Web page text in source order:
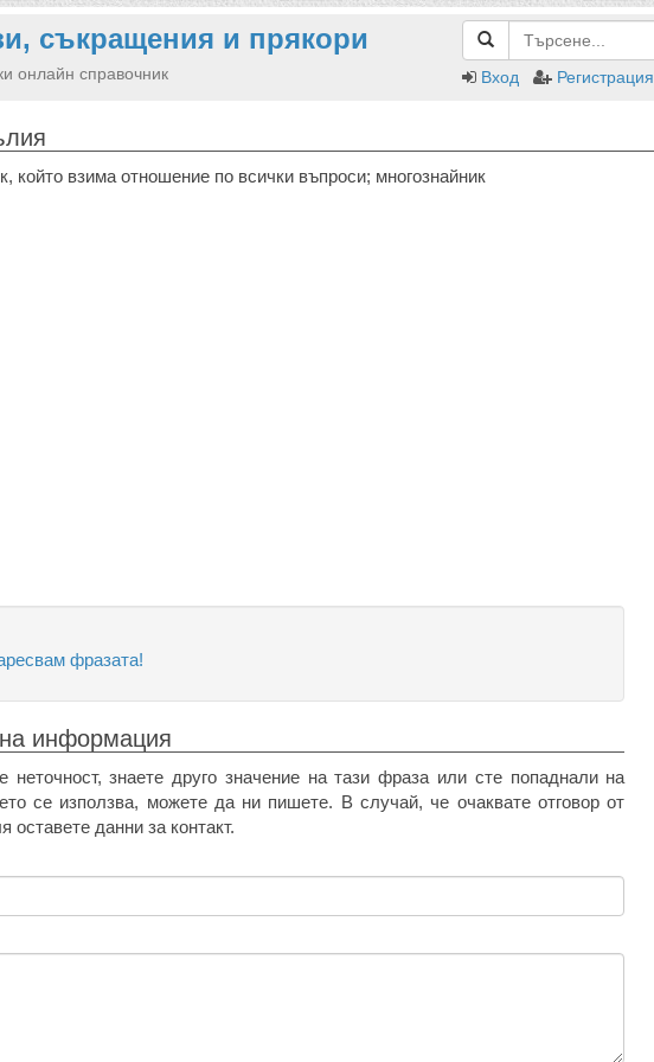
съкращения и прякори
онлайн справочник
Вход
Регистрация
който взима отношение по всички въпроси; многознайник
фразата!
информация
неточност, знаете друго значение на тази фраза или сте попаднали на
се използва, можете да ни пишете. В случай, че очаквате отговор от
оставете данни за контакт.